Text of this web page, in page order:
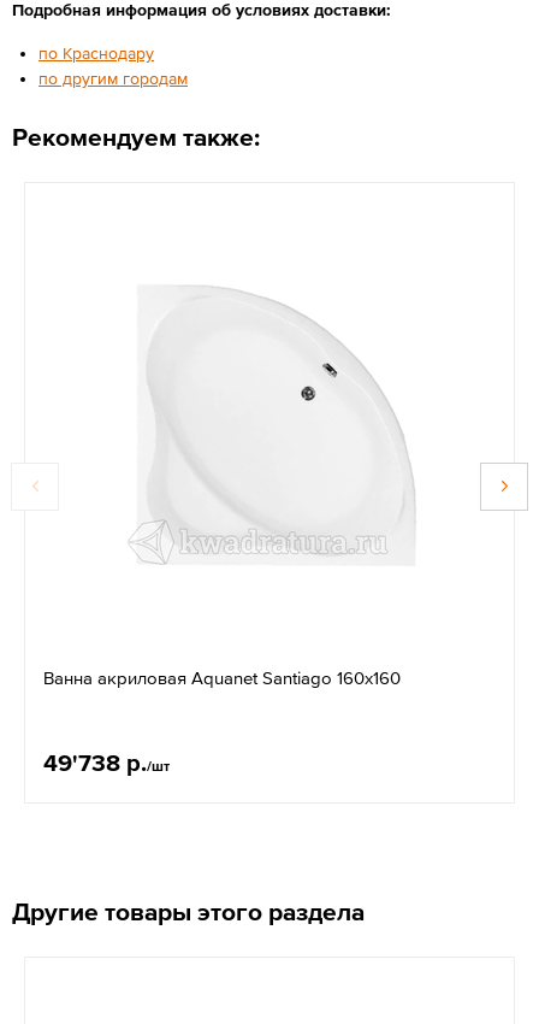
Подробная информация об условиях доставки:
по Краснодару
по другим городам
Рекомендуем также:
Ванна акриловая Aquanet Santiago 160х160
49'738 р./шт
Другие товары этого раздела